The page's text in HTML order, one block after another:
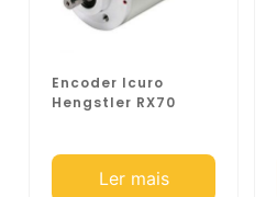
Encoder Icuro
Hengstler RX70
Ler mais